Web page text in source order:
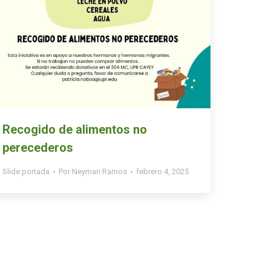
Recogido de alimentos no
perecederos
Slide portada Por Neymari Ramos febrero 4, 2025